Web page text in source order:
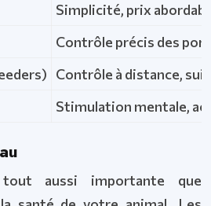
Simplicité, prix
Contrôle précis des
Contrôle à distance,
Stimulation mentale,
tout aussi importante que